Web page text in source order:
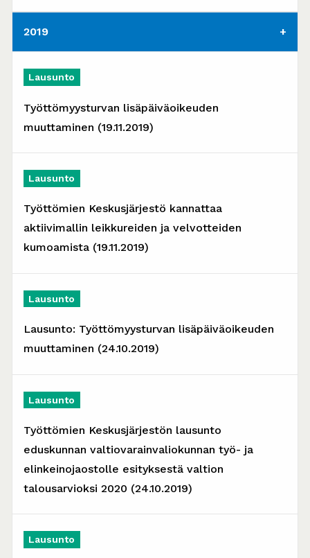
2019
Lausunto
Työttömyysturvan lisäpäiväoikeuden
muuttaminen (19.11.2019)
Lausunto
Työttömien Keskusjärjestö kannattaa
aktiivimallin leikkureiden ja velvotteiden
kumoamista (19.11.2019)
Lausunto
Lausunto: Työttömyysturvan lisäpäiväoikeuden
muuttaminen (24.10.2019)
Lausunto
Työttömien Keskusjärjestön lausunto
eduskunnan valtiovarainvaliokunnan työ- ja
elinkeinojaostolle esityksestä valtion
talousarvioksi 2020 (24.10.2019)
Lausunto